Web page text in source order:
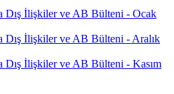
Dış İlişkiler ve AB Bülteni - Ocak
Dış İlişkiler ve AB Bülteni - Aralık
Dış İlişkiler ve AB Bülteni - Kasım